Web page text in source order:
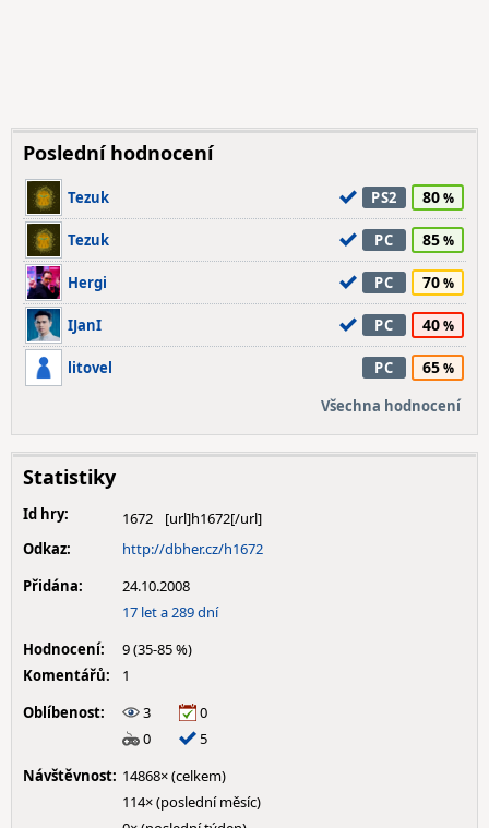
Poslední hodnocení
Tezuk PS2 80
Tezuk PC 85
Hergi PC 70
IJanI PC 40
litovel PC 65
Všechna hodnocení
Statistiky
Id hry:
1672
Odkaz:
http://dbher.cz/h1672
Přidána:
24.10.2008
17 let a 289 dní
Hodnocení:
9 (35-85 %)
Komentářů:
1
Oblíbenost:
3
0
0
5
Návštěvnost: 14868× (celkem)
114× (poslední měsíc)